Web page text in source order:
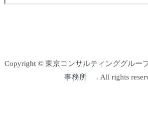
Copyright © 東京コンサルティンググルー
事務所 . All rights